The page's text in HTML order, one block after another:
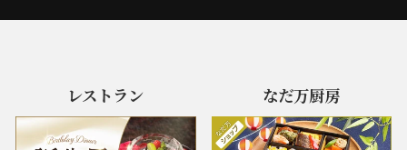
レストラン なだ万厨房